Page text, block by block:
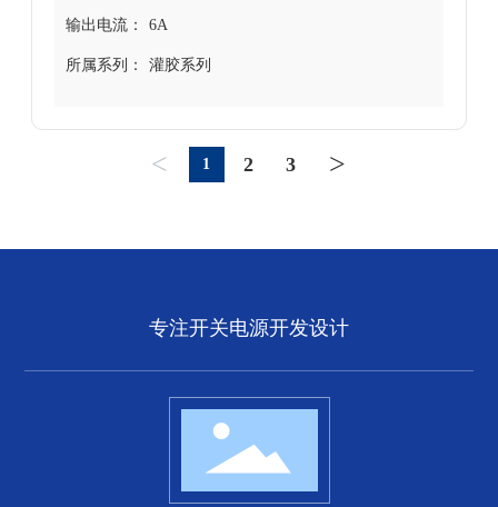
输出电流： 6A
所属系列： 灌胶系列
< 1 2 3 >
专注开关电源开发设计